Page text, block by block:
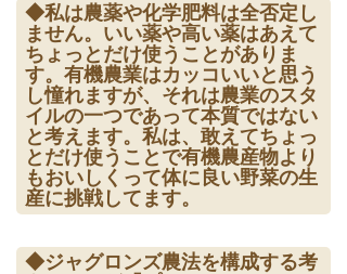
◆私は農薬や化学肥料は全否定し
ません。いい薬や高い薬はあえて
ちょっとだけ使うことがありま
す。有機農業はカッコいいと思う
し憧れますが、それは農業のスタ
イルの一つであって本質ではない
と考えます。私は、敢えてちょっ
とだけ使うことで有機農産物より
もおいしくって体に良い野菜の生
産に挑戦してます。
◆ジャグロンズ農法を構成する考